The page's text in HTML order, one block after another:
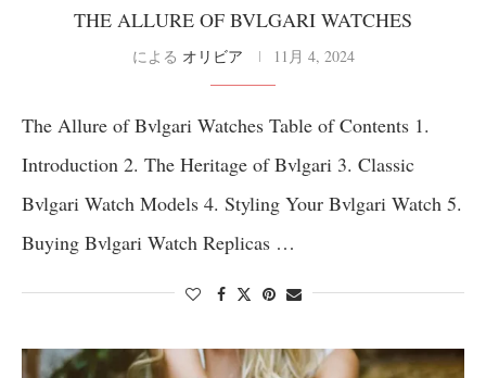
THE ALLURE OF BVLGARI WATCHES
による オリビア 11月 4, 2024
The Allure of Bvlgari Watches Table of Contents 1.
Introduction 2. The Heritage of Bvlgari 3. Classic
Bvlgari Watch Models 4. Styling Your Bvlgari Watch 5.
Buying Bvlgari Watch Replicas …